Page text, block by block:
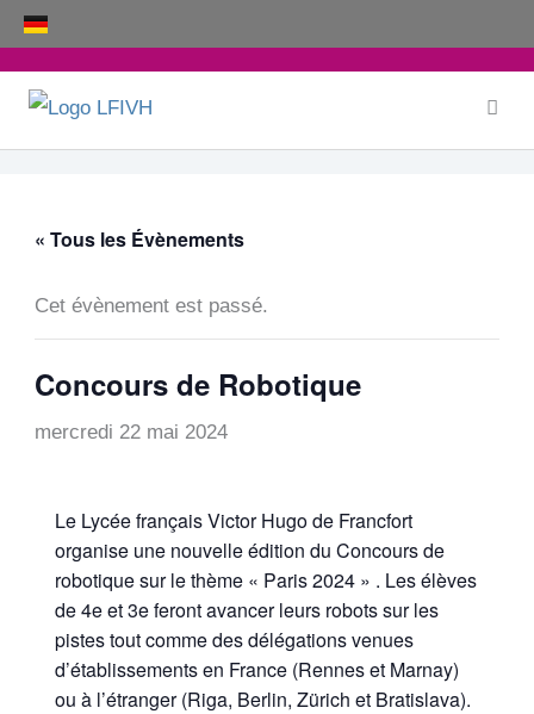
Aller
au
contenu
« Tous les Évènements
Cet évènement est passé.
Concours de Robotique
mercredi 22 mai 2024
Le Lycée français Victor Hugo de Francfort
organise une nouvelle édition du Concours de
robotique sur le thème « Paris 2024 » . Les élèves
de 4e et 3e feront avancer leurs robots sur les
pistes tout comme des délégations venues
d’établissements en France (Rennes et Marnay)
ou à l’étranger (Riga, Berlin, Zürich et Bratislava).